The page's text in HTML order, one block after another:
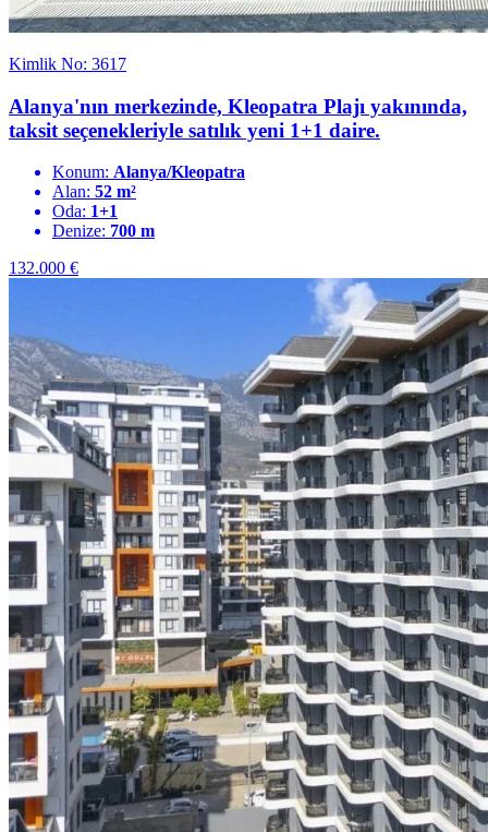
Kimlik No: 3617
Alanya'nın merkezinde, Kleopatra Plajı yakınında,
taksit seçenekleriyle satılık yeni 1+1 daire.
Konum: Alanya/Kleopatra
Alan: 52 m²
Oda: 1+1
Denize: 700 m
132.000 €